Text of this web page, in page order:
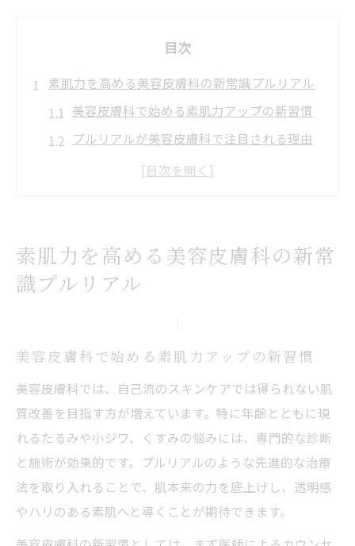
目次
素肌力を高める美容皮膚科の新常識プルリアル
美容皮膚科で始める素肌力アップの新習慣
プルリアルが美容皮膚科で注目される理由
美容皮膚科で叶うプルリアルの特徴と選び
方
プルリアルで実感する透明感ある素肌づく
潤いと透明感を引き出す肌育注射の魅力
プルリアル肌育注射で透明感を実感するコ
美容皮膚科の肌育注射が支持される理由を
解説
プルリアルの効果を引き出す施術ポイント
肌育注射のダウンタイムや痛みへの配慮方
素肌力を高める美容皮膚科の新常
識プルリアル
美容皮膚科で始める素肌力アップの新習慣
美容皮膚科では、自己流のスキンケアでは得られない肌
質改善を目指す方が増えています。特に年齢とともに現
れるたるみや小ジワ、くすみの悩みには、専門的な診断
と施術が効果的です。プルリアルのような先進的な治療
法を取り入れることで、肌本来の力を底上げし、透明感
やハリのある素肌へと導くことが期待できます。